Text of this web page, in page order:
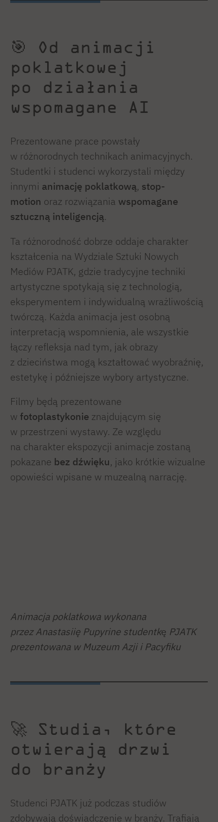
🎯 Od animacji
poklatkowej
po działania
wspomagane AI
Prezentowane prace powstały
w różnorodnych technikach animacyjnych.
Studentki i studenci wykorzystali między
innymi animację poklatkową, stop-
motion oraz rozwiązania wspomagane
sztuczną inteligencją.
Ta różnorodność dobrze oddaje charakter
kształcenia na Wydziale Sztuki Nowych
Mediów PJATK, gdzie tradycyjne techniki
artystyczne spotykają się z technologią,
eksperymentem i indywidualną wrażliwością
twórczą. Każda animacja jest osobną
interpretacją wspomnienia, ale wszystkie
łączy refleksja nad tym, jak obrazy
z dzieciństwa mogą kształtować wyobraźnię,
estetykę i późniejsze wybory artystyczne.
Filmy będą prezentowane
w fotoplastykonie znajdującym się
w przestrzeni wystawy. Ze względu
na charakter ekspozycji animacje zostaną
pokazane bez dźwięku, jako krótkie wizualne
opowieści wpisane w muzealną narrację.
Animacja poklatkowa wykonana
przez Anastasiię Pupyrine studentkę PJATK
prezentowana w Muzeum Azji i Pacyfiku
🚀 Studia, które
otwierają drzwi
do branży
Studenci PJATK już podczas studiów
zdobywają doświadczenie w branży. Trafiają